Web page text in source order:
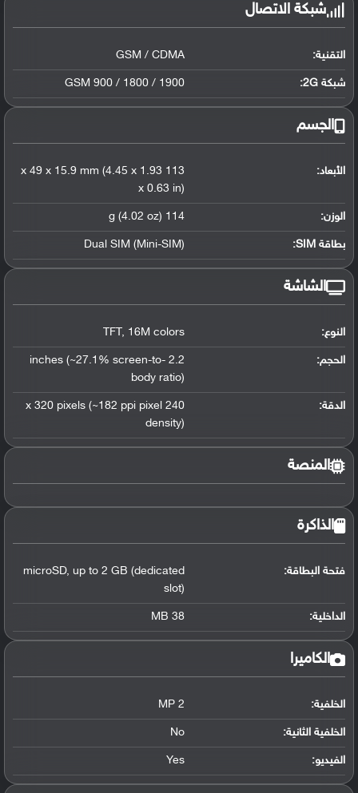
شبكة الاتصال
التقنية: GSM / CDMA
شبكة 2G: GSM 900 / 1800 / 1900
الجسم
الأبعاد:
113 x 49 x 15.9 mm (4.45 x 1.93
x 0.63 in)
الوزن: 114 g (4.02 oz)
بطاقة SIM: Dual SIM (Mini-SIM)
الشاشة
النوع: TFT, 16M colors
الحجم:
2.2 inches (~27.1% screen-to-
body ratio)
الدقة:
240 x 320 pixels (~182 ppi pixel
density)
المنصة
الذاكرة
فتحة البطاقة: microSD, up to 2 GB (dedicated
slot)
الداخلية: 38 MB
الكاميرا
الخلفية: 2 MP
الخلفية الثانية: No
الفيديو: Yes